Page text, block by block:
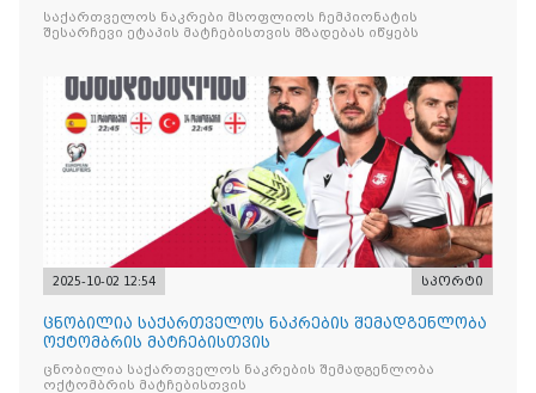
საქართველოს ნაკრები მსოფლიოს ჩემპიონატის
შესარჩევი ეტაპის მატჩებისთვის მზადებას იწყებს
2025-10-02 12:54 სპორტი
ცნობილია საქართველოს ნაკრების შემადგენლობა
ოქტომბრის მატჩებისთვის
ცნობილია საქართველოს ნაკრების შემადგენლობა
ოქტომბრის მატჩებისთვის